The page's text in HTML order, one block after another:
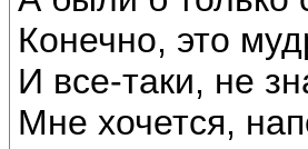
Конечно, это
И все-таки, не
Мне хочется,